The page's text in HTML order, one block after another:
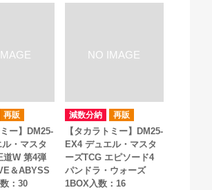
再販
ー】DM25-
・マスタ
道W 第4弾
＆ABYSS
：30
減数分納 再販
【タカラトミー】DM25-
EX4 デュエル・マスタ
ーズTCG エピソード4
パンドラ・ウォーズ
1BOX入数：16